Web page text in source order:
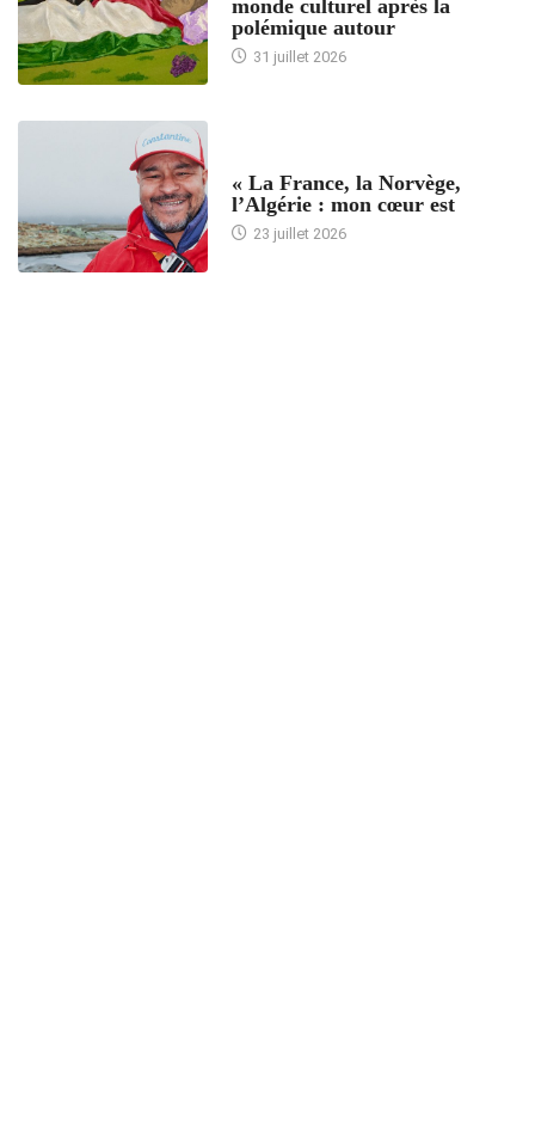
monde culturel après la
polémique autour
31 juillet 2026
« La France, la Norvège,
l’Algérie : mon cœur est
23 juillet 2026